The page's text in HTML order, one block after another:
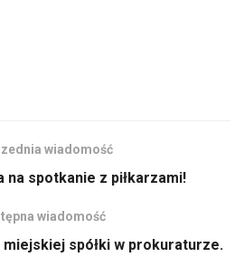
wiadomość
na spotkanie z piłkarzami!
wiadomość
spółki w prokuraturze.